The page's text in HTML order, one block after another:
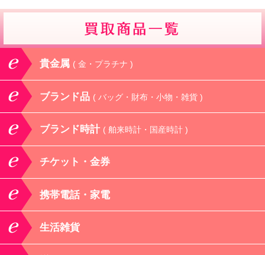
貴金属 ( 金・プラチナ )
ブランド品 ( バッグ・財布・小物・雑貨 )
ブランド時計 ( 舶来時計・国産時計 )
チケット・金券
携帯電話・家電
生活雑貨